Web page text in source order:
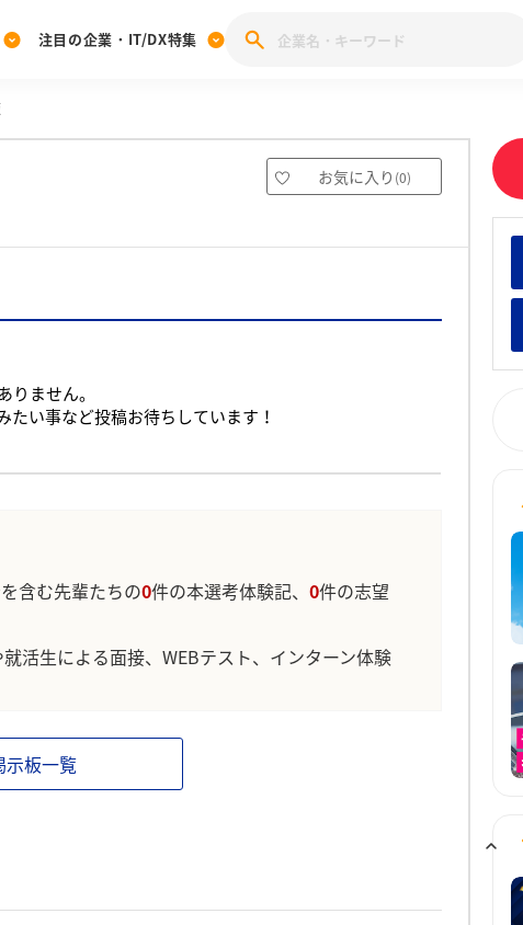
[27卒] 本選考体験記投稿キャンペーン
みんなの新卒就職人気
注目の企業・IT/DX特集
28卒 IT・DX現場社
お気に入り (0)
りません。
い事など投稿お待ちしています！
含む先輩たちの0件の本選考体験記、 0件の志望
活生による面接、WEBテスト、インターン体験
示板一覧